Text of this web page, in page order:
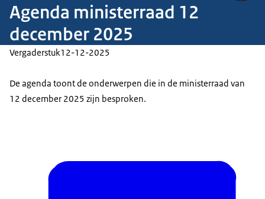
Agenda ministerraad 12
december 2025
Vergaderstuk12-12-2025
De agenda toont de onderwerpen die in de ministerraad van
12 december 2025 zijn besproken.